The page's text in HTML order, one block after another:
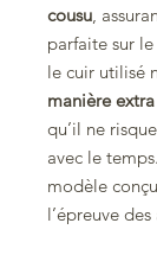
cousu,
parfaite sur
le cuir utilisé
manière
qu’il ne
avec le
modèle
l’épreuve des